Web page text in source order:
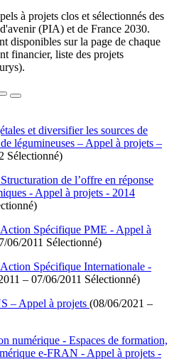
à projets clos et sélectionnés des
(PIA) et de France 2030.
disponibles sur la page de chaque
financier, liste des projets
et diversifier les sources de
légumineuses – Appel à projets –
Sélectionné)
de l’offre en réponse
- Appel à projets - 2014
Spécifique PME - Appel à
06/2011 Sélectionné)
Spécifique Internationale -
– 07/06/2011 Sélectionné)
– Appel à projets (08/06/2021 –
numérique - Espaces de formation,
e-FRAN - Appel à projets -